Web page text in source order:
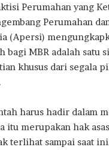
Perumahan yang
Perumahan
(Apersi)
bagi MBR adalah satu
khusus dari segala
harus hadir dalam
itu merupakan hak
terlihat sampai saat